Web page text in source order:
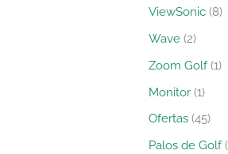
ViewSonic 8
Wave 2
Zoom Golf 1
Monitor 1
Ofertas 45
Palos de Golf